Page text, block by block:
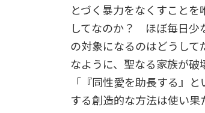
とづく暴力をなくすこと
してなのか？ ほぼ毎日少
の対象になるのはどうし
なように、聖なる家族が破
「『同性愛を助長する』
する創造的な方法は使い果